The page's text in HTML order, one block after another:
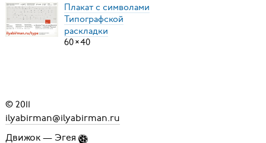
Плакат с символами
Типографской
раскладки
60×40
© 2011
ilyabirman@ilyabirman.ru
Движок — Эгея